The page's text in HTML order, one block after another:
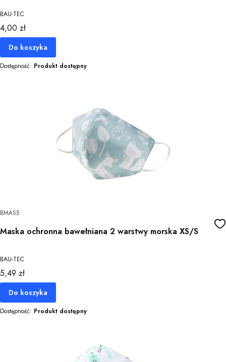
BAU-TEC
Cena
4,00 zł
Do koszyka
Dostępność: Produkt dostępny
BMAS5
Maska ochronna bawełniana 2 warstwy morska XS/S
BAU-TEC
Cena
5,49 zł
Do koszyka
Dostępność: Produkt dostępny